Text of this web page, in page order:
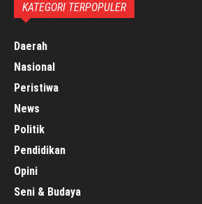
KATEGORI TERPOPULER
Daerah
Nasional
Peristiwa
News
Politik
Pendidikan
Opini
Seni & Budaya